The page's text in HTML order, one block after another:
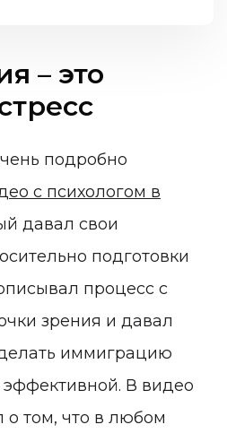
– это
подробно
с психологом в
давал свои
подготовки
процесс с
зрения и давал
иммиграцию
В видео
о том, что в любом